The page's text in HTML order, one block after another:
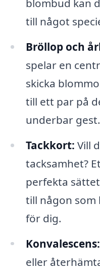
blombud kan
till något
Bröllop och
spelar en
skicka
till ett par på
underbar gest.
Tackkort: Vill
tacksamhet?
perfekta
till någon
för dig.
Konvalescens:
eller